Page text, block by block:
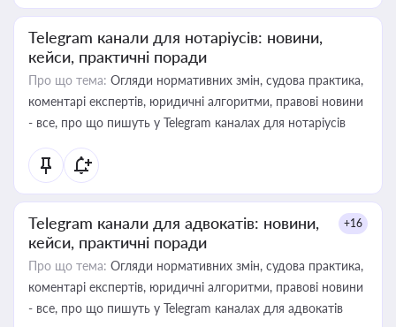
Telegram канали для нотаріусів: новини,
кейси, практичні поради
Про що тема: Огляди нормативних змін, судова практика,
коментарі експертів, юридичні алгоритми, правові новини
- все, про що пишуть у Telegram каналах для нотаріусів
Telegram канали для адвокатів: новини,
кейси, практичні поради
+16
Про що тема: Огляди нормативних змін, судова практика,
коментарі експертів, юридичні алгоритми, правові новини
- все, про що пишуть у Telegram каналах для адвокатів